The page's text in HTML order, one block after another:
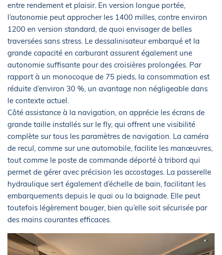
entre rendement et plaisir. En version longue portée,
l’autonomie peut approcher les 1400 milles, contre environ
1200 en version standard, de quoi envisager de belles
traversées sans stress. Le dessalinisateur embarqué et la
grande capacité en carburant assurent également une
autonomie suffisante pour des croisières prolongées. Par
rapport à un monocoque de 75 pieds, la consommation est
réduite d’environ 30 %, un avantage non négligeable dans
le contexte actuel.
Côté assistance à la navigation, on apprécie les écrans de
grande taille installés sur le fly, qui offrent une visibilité
complète sur tous les paramètres de navigation. La caméra
de recul, comme sur une automobile, facilite les manœuvres,
tout comme le poste de commande déporté à tribord qui
permet de gérer avec précision les accostages. La passerelle
hydraulique sert également d’échelle de bain, facilitant les
embarquements depuis le quai ou la baignade. Elle peut
toutefois légèrement bouger, bien qu’elle soit sécurisée par
des mains courantes efficaces.